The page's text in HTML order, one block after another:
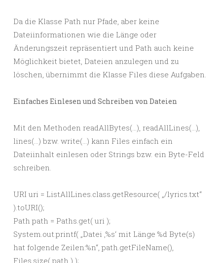
Da die Klasse Path nur Pfade, aber keine
Dateiinformationen wie die Länge oder
Änderungszeit repräsentiert und Path auch keine
Möglichkeit bietet, Dateien anzulegen und zu
löschen, übernimmt die Klasse Files diese Aufgaben.
Einfaches Einlesen und Schreiben von Dateien
Mit den Methoden readAllBytes(…), readAllLines(…),
lines(…) bzw. write(…) kann Files einfach ein
Dateiinhalt einlesen oder Strings bzw. ein Byte-Feld
schreiben.
URI uri = ListAllLines.class.getResource( „/lyrics.txt“
).toURI();
Path path = Paths.get( uri );
System.out.printf( „Datei ‚%s‘ mit Länge %d Byte(s)
hat folgende Zeilen:%n“, path.getFileName(),
Files.size( path ) );